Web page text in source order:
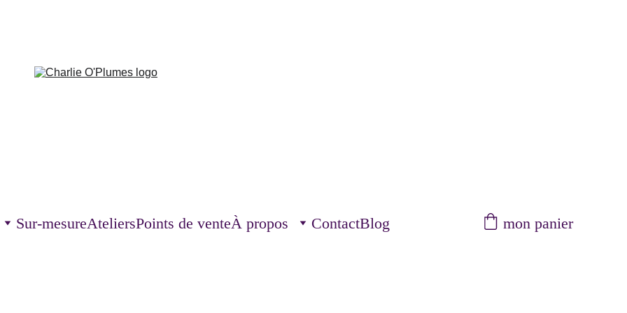
Sur-mesureAteliersPoints de venteÀ propos ContactBlog mon panier